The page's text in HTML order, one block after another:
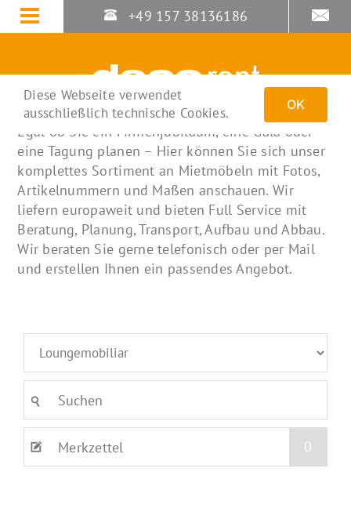
Zum
Inhalt
+49 157 38136186
Egal ob Sie ein Firmenjubiläum, eine Gala oder
eine Tagung planen – Hier können Sie sich unser
komplettes Sortiment an Mietmöbeln mit Fotos,
Artikelnummern und Maßen anschauen. Wir
liefern europaweit und bieten Full Service mit
Beratung, Planung, Transport, Aufbau und Abbau.
Wir beraten Sie gerne telefonisch oder per Mail
und erstellen Ihnen ein passendes Angebot.
Merkzettel 0
Diese Webseite verwendet
ausschließlich technische Cookies.
OK